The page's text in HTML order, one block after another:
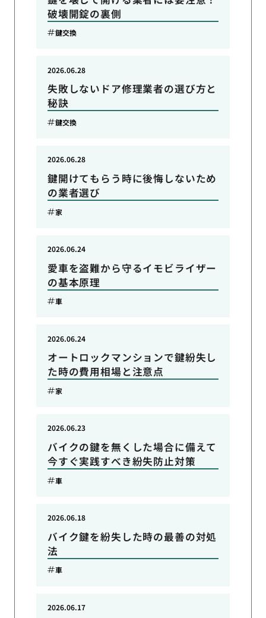
破壊開錠の裏側
鍵交換
失敗しないドア修理業者の選び方と
秘訣
2026.06.28
鍵交換
鍵開けてもらう時に後悔しないため
の業者選び
2026.06.28
家
愛車を盗難から守るイモビライザー
の基本原理
2026.06.24
車
オートロックマンションで鍵紛失し
た時の費用相場と注意点
2026.06.24
家
バイクの鍵を無くした場合に備えて
今すぐ実践すべき紛失防止対策
2026.06.23
車
バイク鍵を紛失した時の最善の対処
法
2026.06.18
車
2026.06.17